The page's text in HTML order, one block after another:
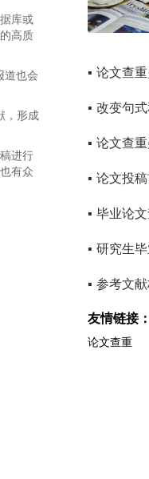
库或
高质
道也会
，形成
进行
有众
▪ 论文查
▪ 改变句
▪ 论文查
▪ 论文投
▪ 毕业论
▪ 研究生
▪ 参考文
友情链接：
论文查重